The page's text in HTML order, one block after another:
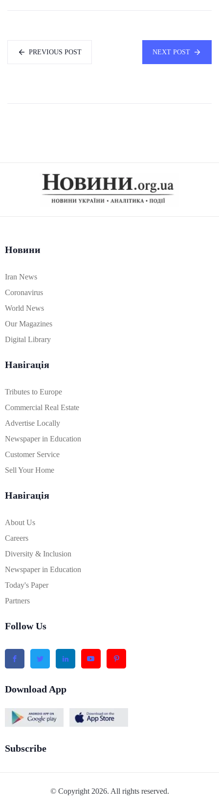
PREVIOUS POST NEXT POST
Новини
Iran News
Coronavirus
World News
Our Magazines
Digital Library
Навігація
Tributes to Europe
Commercial Real Estate
Advertise Locally
Newspaper in Education
Customer Service
Sell Your Home
Навігація
About Us
Careers
Diversity & Inclusion
Newspaper in Education
Today's Paper
Partners
Follow Us
Download App
Subscribe
© Copyright 2026. All rights reserved.